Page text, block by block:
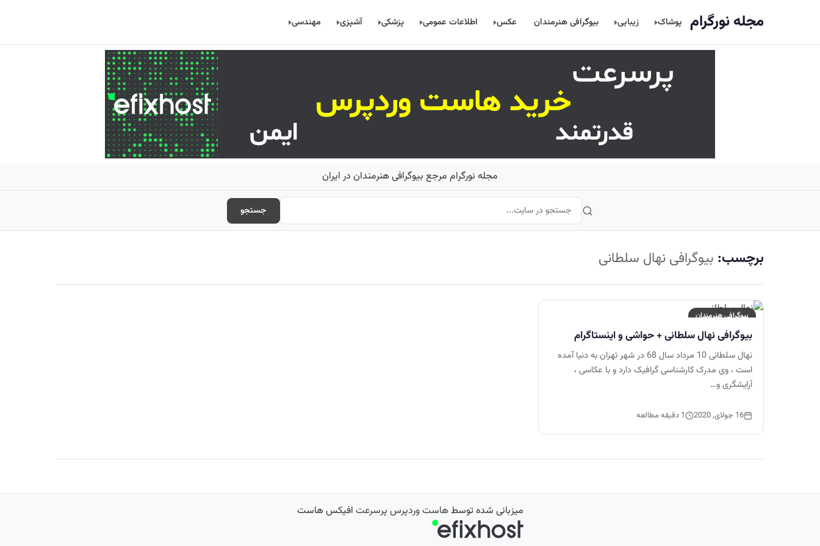
مجله نورگرام پوشاک زیبایی بیوگرافی هنرمندان عکس اطلاعات عمومی پزشکی آشپزی مهندسی
مجله نورگرام مرجع بیوگرافی هنرمندان در ایران
جستجو
برچسب: بیوگرافی نهال سلطانی
بیوگرافی هنرمندان
بیوگرافی نهال سلطانی + حواشی و اینستاگرام
نهال سلطانی 10 مرداد سال 68 در شهر تهران به دنیا آمده
است ، وی مدرک کارشناسی گرافیک دارد و با عکاسی ،
آرایشگری و…
16 جولای, 2020 1 دقیقه مطالعه
میزبانی شده توسطهاست وردپرس پرسرعت افیکس هاست